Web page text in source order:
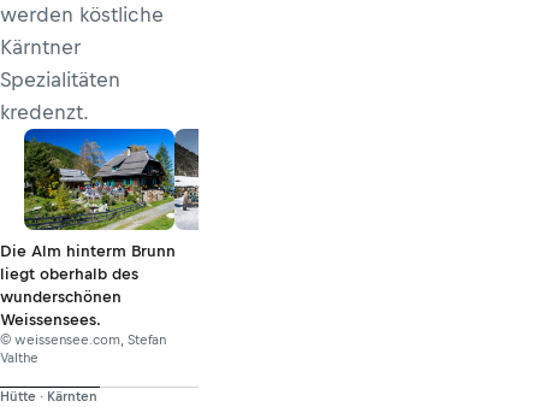
werden köstliche
Kärntner
Spezialitäten
kredenzt.
Die Alm hinterm Brunn
liegt oberhalb des
wunderschönen
Weissensees.
© weissensee.com, Stefan
Valthe
Hütte · Kärnten